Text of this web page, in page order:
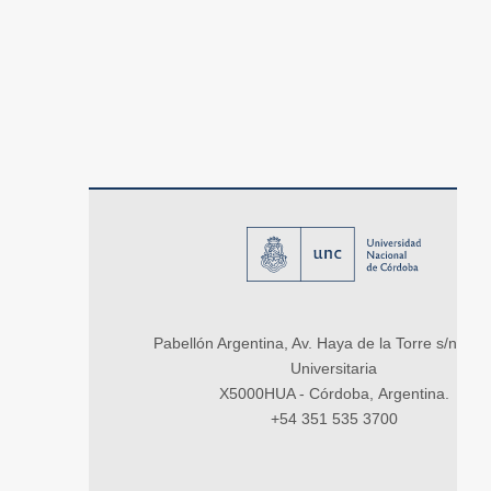
Pabellón Argentina, Av. Haya de la Torre s/n,
Universitaria
X5000HUA - Córdoba, Argentina.
+54 351 535 3700